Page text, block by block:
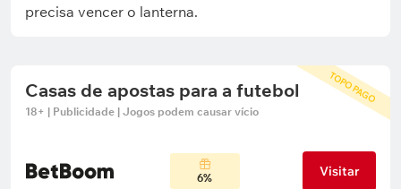
precisa vencer o lanterna.
TOPO PAGO
Casas de apostas para a futebol
18+ | Publicidade | Jogos podem causar vício
6% Visitar